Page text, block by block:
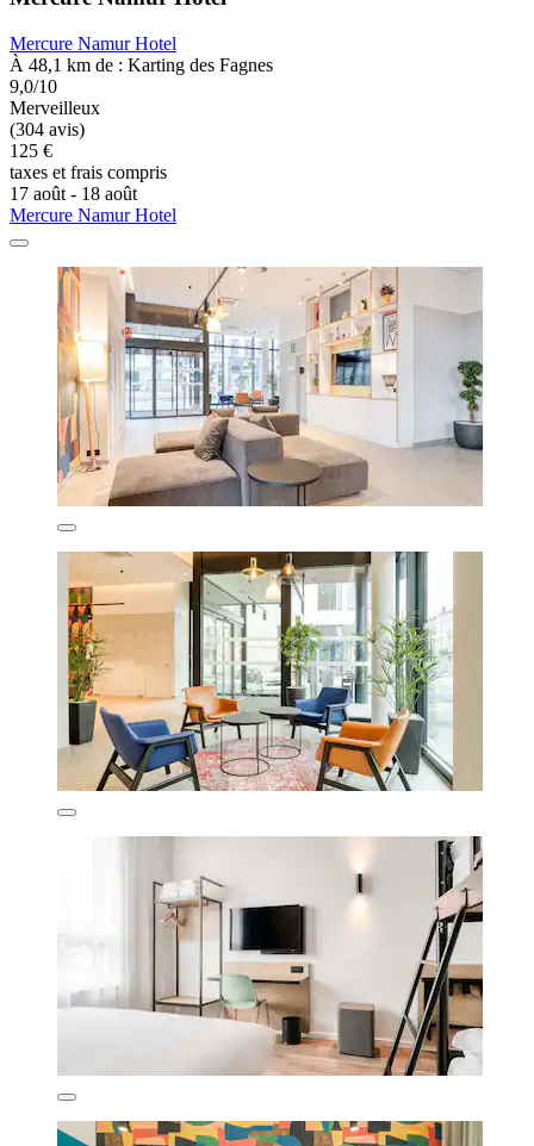
Mercure Namur Hotel
À 48,1 km de : Karting des Fagnes
9,0/10
Merveilleux
(304 avis)
125 €
taxes et frais compris
17 août - 18 août
Mercure Namur Hotel